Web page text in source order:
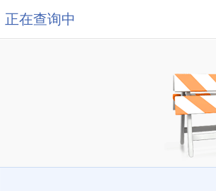
正在查询中